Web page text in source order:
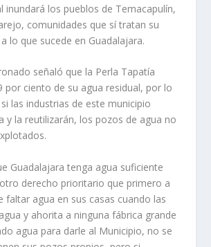
inundará los pueblos de Temacapulín,
comunidades que sí tratan su
lo que sucede en Guadalajara.
señaló que la Perla Tapatía
por ciento de su agua residual, por lo
las industrias de este municipio
y la reutilizarán, los pozos de agua no
Guadalajara tenga agua suficiente
derecho prioritario que primero a
faltar agua en sus casas cuando las
y ahorita a ninguna fábrica grande
agua para darle al Municipio, no se